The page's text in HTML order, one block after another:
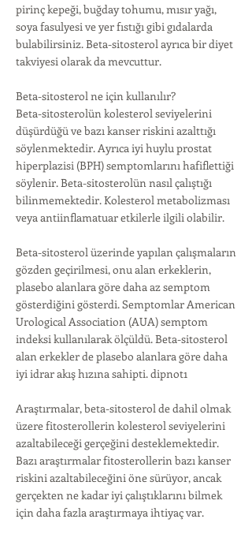
pirinç kepeği, buğday tohumu, mısır yağı,
soya fasulyesi ve yer fıstığı gibi gıdalarda
bulabilirsiniz. Beta-sitosterol ayrıca bir diyet
takviyesi olarak da mevcuttur.
Beta-sitosterol ne için kullanılır?
Beta-sitosterolün kolesterol seviyelerini
düşürdüğü ve bazı kanser riskini azalttığı
söylenmektedir. Ayrıca iyi huylu prostat
hiperplazisi (BPH) semptomlarını hafiflettiği
söylenir. Beta-sitosterolün nasıl çalıştığı
bilinmemektedir. Kolesterol metabolizması
veya antiinflamatuar etkilerle ilgili olabilir.
Beta-sitosterol üzerinde yapılan çalışmaların
gözden geçirilmesi, onu alan erkeklerin,
plasebo alanlara göre daha az semptom
gösterdiğini gösterdi. Semptomlar American
Urological Association (AUA) semptom
indeksi kullanılarak ölçüldü. Beta-sitosterol
alan erkekler de plasebo alanlara göre daha
iyi idrar akış hızına sahipti. dipnot1
Araştırmalar, beta-sitosterol de dahil olmak
üzere fitosterollerin kolesterol seviyelerini
azaltabileceği gerçeğini desteklemektedir.
Bazı araştırmalar fitosterollerin bazı kanser
riskini azaltabileceğini öne sürüyor, ancak
gerçekten ne kadar iyi çalıştıklarını bilmek
için daha fazla araştırmaya ihtiyaç var.